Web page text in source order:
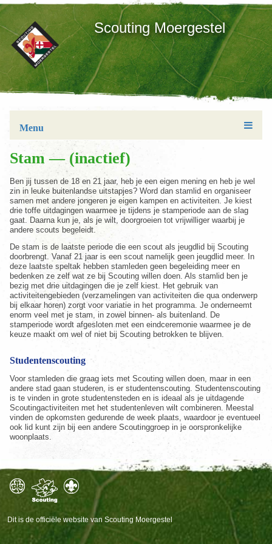
Scouting Moergestel
Menu
Stam — (inactief)
Ben jij tussen de 18 en 21 jaar, heb je een eigen mening en heb je wel
zin in leuke buitenlandse uitstapjes? Word dan stamlid en organiseer
samen met andere jongeren je eigen kampen en activiteiten. Je kiest
drie toffe uitdagingen waarmee je tijdens je stamperiode aan de slag
gaat. Daarna kun je, als je wilt, doorgroeien tot vrijwilliger waarbij je
andere scouts begeleidt.
De stam is de laatste periode die een scout als jeugdlid bij Scouting
doorbrengt. Vanaf 21 jaar is een scout namelijk geen jeugdlid meer. In
deze laatste speltak hebben stamleden geen begeleiding meer en
bedenken ze zelf wat ze bij Scouting willen doen. Als stamlid ben je
bezig met drie uitdagingen die je zelf kiest. Het gebruik van
activiteitengebieden (verzamelingen van activiteiten die qua onderwerp
bij elkaar horen) zorgt voor variatie in het programma. Je onderneemt
enorm veel met je stam, in zowel binnen- als buitenland. De
stamperiode wordt afgesloten met een eindceremonie waarmee je de
keuze maakt om wel of niet bij Scouting betrokken te blijven.
Studentenscouting
Voor stamleden die graag iets met Scouting willen doen, maar in een
andere stad gaan studeren, is er studentenscouting. Studentenscouting
is te vinden in grote studentensteden en is ideaal als je uitdagende
Scoutingactiviteiten met het studentenleven wilt combineren. Meestal
vinden de opkomsten gedurende de week plaats, waardoor je eventueel
ook lid kunt zijn bij een andere Scoutinggroep in je oorspronkelijke
woonplaats.
Dit is de officiële website van Scouting Moergestel